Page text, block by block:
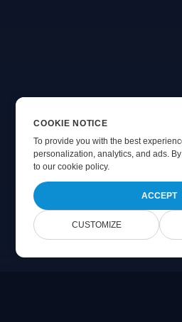
COOKIE NOTICE
To provide you with the best
personalization, analytics, and ads.
toour cookie policy.
ACCEPT
CUSTOMIZE